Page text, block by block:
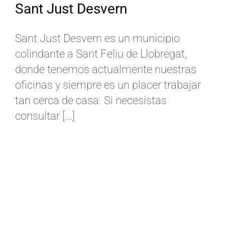
Sant Just Desvern
Sant Just Desvern es un municipio
colindante a Sant Feliu de Llobregat,
donde tenemos actualmente nuestras
oficinas y siempre es un placer trabajar
tan cerca de casa. Si necesistas
consultar [...]